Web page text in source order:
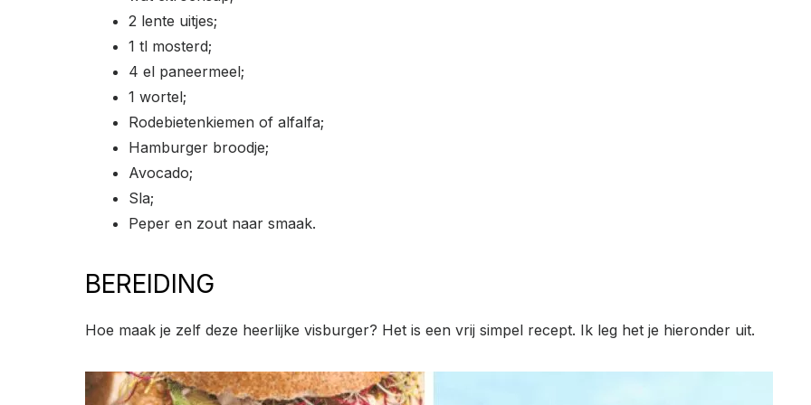
2 lente uitjes;
1 tl mosterd;
4 el paneermeel;
1 wortel;
Rodebietenkiemen of alfalfa;
Hamburger broodje;
Avocado;
Sla;
Peper en zout naar smaak.
BEREIDING
Hoe maak je zelf deze heerlijke visburger? Het is een vrij simpel recept. Ik leg het je hieronder uit.